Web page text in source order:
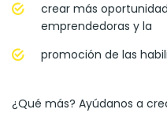
crear más
emprendedoras y la
promoción de las
¿Qué más? Ayúdanos a